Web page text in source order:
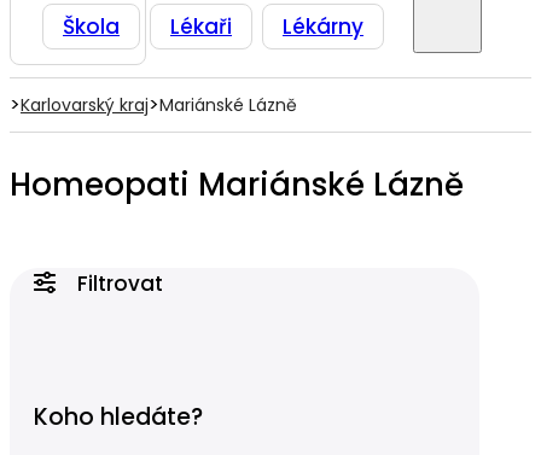
Škola Lékaři Lékárny
>Karlovarský kraj>Mariánské Lázně
Homeopati Mariánské Lázně
Filtrovat
Koho hledáte?